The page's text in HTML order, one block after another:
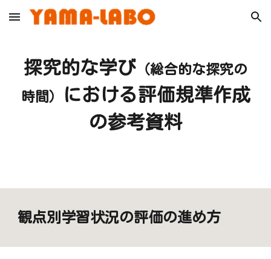
Skip to main content Skip to navigation
探究的な学び （総合的な探究の
時間）
における評価規準作成
の参考資料
観点別学習状況の評価の進め方